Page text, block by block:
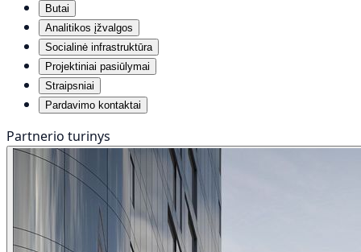
Butai
Analitikos įžvalgos
Socialinė infrastruktūra
Projektiniai pasiūlymai
Straipsniai
Pardavimo kontaktai
Partnerio turinys